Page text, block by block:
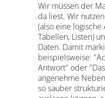
Wir müssen der
da liest. Wir
(also eine
Tabellen, Listen)
Daten. Damit
beispielsweise:
Antwort" oder
angenehme
so sauber